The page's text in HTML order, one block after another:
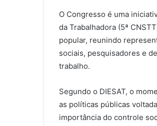
O Congresso é uma
da Trabalhadora (5ª
popular, reunindo
sociais, pesquisadores e
trabalho.
Segundo o DIESAT, o
as políticas públicas
importância do controle